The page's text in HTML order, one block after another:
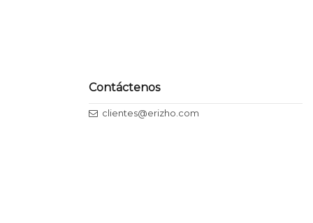
Contáctenos
clientes@erizho.com